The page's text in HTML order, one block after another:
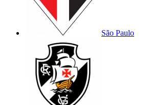
São Paulo